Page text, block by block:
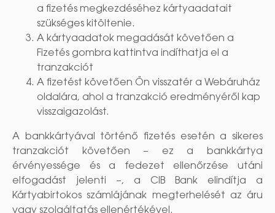
a fizetés megkezdéséhez kártyaadatait
szükséges kitöltenie.
A kártyaadatok megadását követően a
Fizetés gombra kattintva indíthatja el a
tranzakciót
A fizetést követően Ön visszatér a Webáruház
oldalára, ahol a tranzakció eredményéről kap
visszaigazolást.
A bankkártyával történő fizetés esetén a sikeres
tranzakciót követően – ez a bankkártya
érvényessége és a fedezet ellenőrzése utáni
elfogadást jelenti –, a CIB Bank elindítja a
Kártyabirtokos számlájának megterhelését az áru
vagy szolgáltatás ellenértékével.